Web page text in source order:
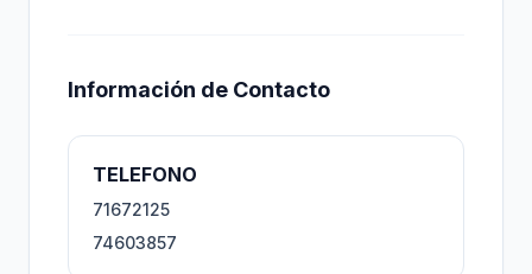
Información de Contacto
TELEFONO
71672125
74603857